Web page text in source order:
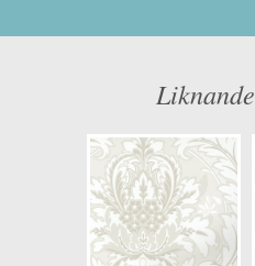
Längd x Bredd:
Artikelnummer:
NCS
Färg: Vitaktig,
Mönster: